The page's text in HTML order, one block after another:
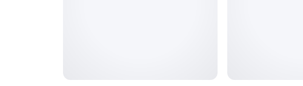
景还
这些
认证
三